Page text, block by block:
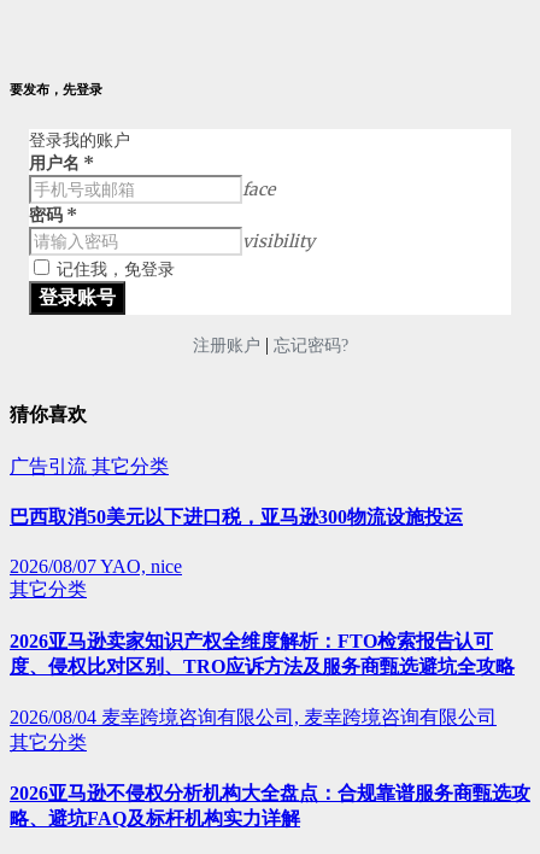
要发布，先登录
登录我的账户
用户名 *
face
密码 *
visibility
记住我，免登录
注册账户 | 忘记密码?
猜你喜欢
广告引流 其它分类
巴西取消50美元以下进口税，亚马逊300物流设施投运
2026/08/07YAO, nice
其它分类
2026亚马逊卖家知识产权全维度解析：FTO检索报告认可
度、侵权比对区别、TRO应诉方法及服务商甄选避坑全攻略
2026/08/04 麦幸跨境咨询有限公司, 麦幸跨境咨询有限公司
其它分类
2026亚马逊不侵权分析机构大全盘点：合规靠谱服务商甄选攻
略、避坑FAQ及标杆机构实力详解